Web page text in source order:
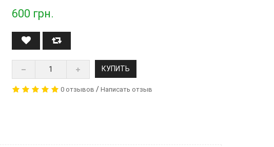
600 грн.
КУПИТЬ
0 отзывов /Написать отзыв